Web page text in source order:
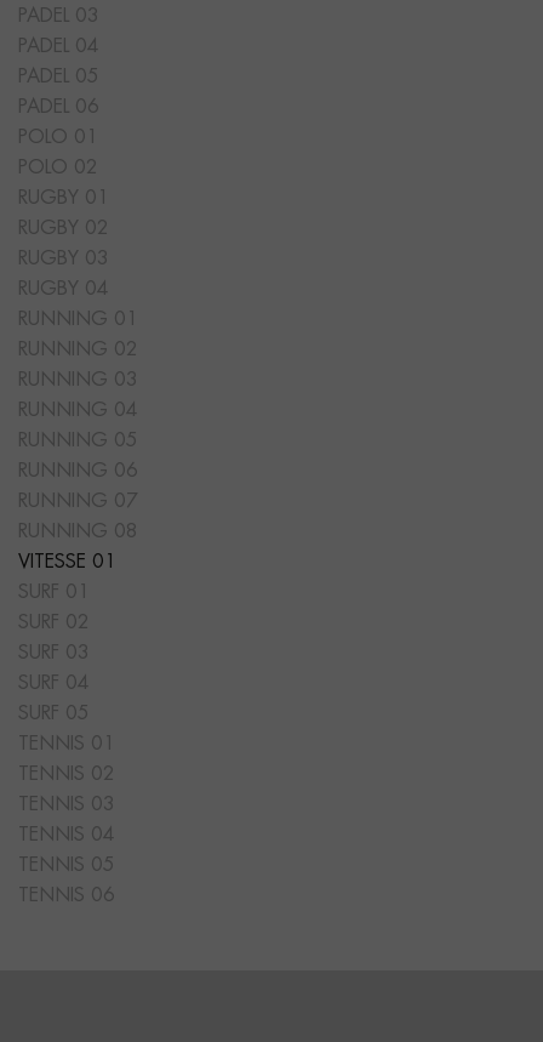
PADEL 03
PADEL 04
PADEL 05
PADEL 06
POLO 01
POLO 02
RUGBY 01
RUGBY 02
RUGBY 03
RUGBY 04
RUNNING 01
RUNNING 02
RUNNING 03
RUNNING 04
RUNNING 05
RUNNING 06
RUNNING 07
RUNNING 08
VITESSE 01
SURF 01
SURF 02
SURF 03
SURF 04
SURF 05
TENNIS 01
TENNIS 02
TENNIS 03
TENNIS 04
TENNIS 05
TENNIS 06